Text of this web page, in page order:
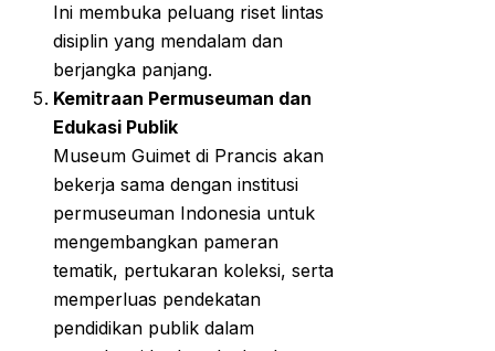
Ini membuka peluang riset lintas
disiplin yang mendalam dan
berjangka panjang.
Kemitraan Permuseuman dan
Edukasi Publik
Museum Guimet di Prancis akan
bekerja sama dengan institusi
permuseuman Indonesia untuk
mengembangkan pameran
tematik, pertukaran koleksi, serta
memperluas pendekatan
pendidikan publik dalam